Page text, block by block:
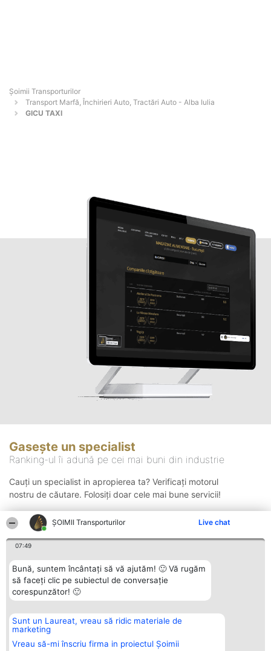
ȘOIMII Transporturilor Live chat
07:49
Bună, suntem încântați să vă ajutăm! 🙂 Vă rugăm
să faceți clic pe subiectul de conversație
corespunzător! 🙂
Sunt un Laureat, vreau să ridic materiale de
marketing
Vreau să-mi înscriu firma in proiectul Șoimii
Șoimii Transporturilor
Transport Marfă, Închirieri Auto, Tractări Auto - Alba Iulia
GICU TAXI
Gasește un specialist
Ranking-ul îi adună pe cei mai buni din industrie
Cauți un specialist in apropierea ta? Verificați motorul
nostru de căutare. Folosiți doar cele mai bune servicii!
Organizator Ranking
BRIGHT SOLUTIONS BR SRL
Aleea Timisul De Sus 2 Bl. A30
Sc. A Et. 4 Ap. 13 Cod 061952
Plebiscyt
Lista Tuturor
Laureaților
Contact